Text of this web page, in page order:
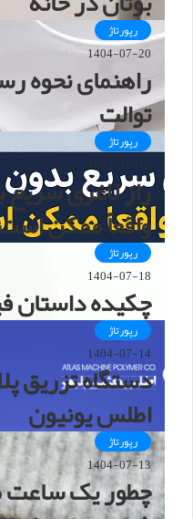
رپورتاژ
1404-07-20
راهنمای نحوه
توالت
رپورتاژ
1404-10-13
راز لاغری
واقعاً ممکن
رپورتاژ
1404-07-18
چکیده داستان
رپورتاژ
1404-07-14
دستگاه تزریق
اطلس یونیون
رپورتاژ
1404-07-13
چطور یک ساعت